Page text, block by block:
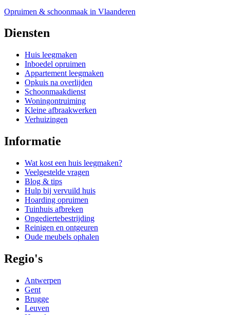
Opruimen & schoonmaak in Vlaanderen
Diensten
Huis leegmaken
Inboedel opruimen
Appartement leegmaken
Opkuis na overlijden
Schoonmaakdienst
Woningontruiming
Kleine afbraakwerken
Verhuizingen
Informatie
Wat kost een huis leegmaken?
Veelgestelde vragen
Blog & tips
Hulp bij vervuild huis
Hoarding opruimen
Tuinhuis afbreken
Ongediertebestrijding
Reinigen en ontgeuren
Oude meubels ophalen
Regio's
Antwerpen
Gent
Brugge
Leuven